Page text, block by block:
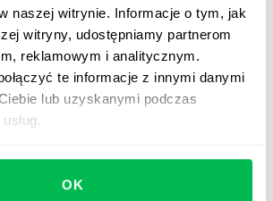
naszej witrynie. Informacje o tym, jak
witryny, udostępniamy partnerom
reklamowym i analitycznym.
te informacje z innymi danymi
lub uzyskanymi podczas
OK
oceniania
skali oceniania, musisz określić
uzyskać uzasadnioną
rekrutacji.